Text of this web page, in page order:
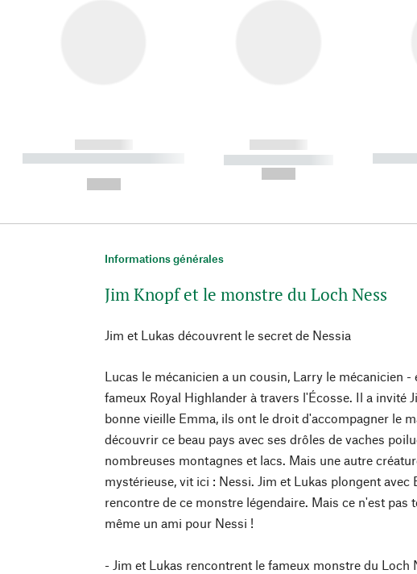
------------
----------- ----------- ----------
------------
----------- -----------
Informations générales
Jim Knopf et le monstre du Loch Ness
Jim et Lukas découvrent le secret de Nessia
Lucas le mécanicien a un cousin, Larry le mécanicien
fameux Royal Highlander à travers l'Écosse. Il a invité
bonne vieille Emma, ils ont le droit d'accompagner le
découvrir ce beau pays avec ses drôles de vaches
nombreuses montagnes et lacs. Mais une autre
mystérieuse, vit ici : Nessi. Jim et Lukas plongent avec
rencontre de ce monstre légendaire. Mais ce n'est pas
même un ami pour Nessi !
- Jim et Lukas rencontrent le fameux monstre du Loch